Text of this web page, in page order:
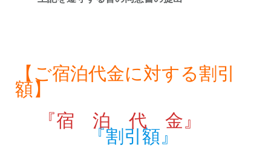
【ご宿泊代金に対する割引
額】
『宿 泊 代 金』
『割引額』